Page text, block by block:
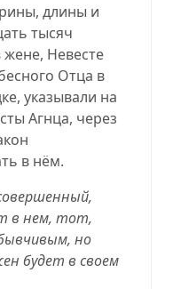
длины и
тысяч
Невесте
Отца в
указывали на
Агнца, через
в нём.
в нем, тот,
но
будет в своем